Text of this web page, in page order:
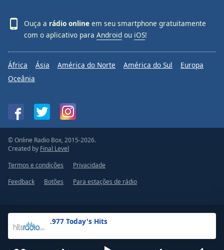
.977 Today's Hits
Ouça a rádio online em seu smartphone gratuitamente
com o aplicativo para Android ou iOS!
África Ásia América do Norte América do Sul
Europa
Oceânia
© Online Radio Box, 2015-2026.
Created by Final Level
Termos e condições
Privacidade
Feedback
Botões Para estações de rádio